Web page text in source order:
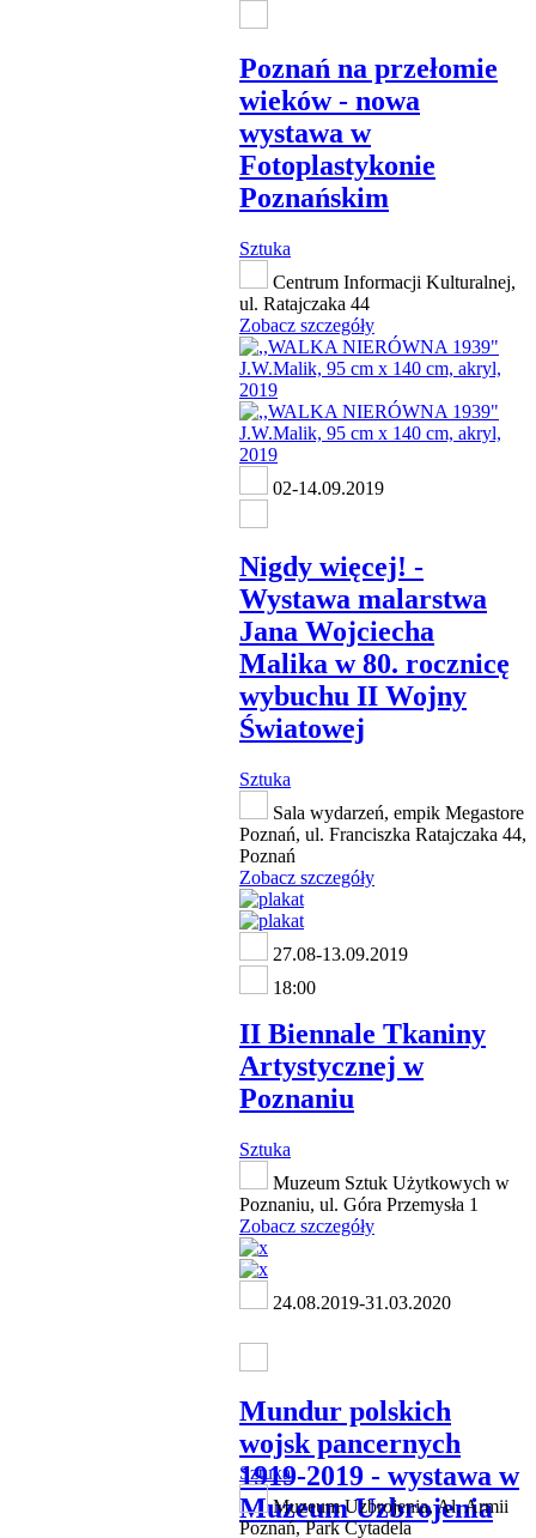
Poznań na przełomie
wieków - nowa
wystawa w
Fotoplastykonie
Poznańskim
Sztuka
Centrum Informacji Kulturalnej,
ul. Ratajczaka 44
Zobacz szczegóły
02-14.09.2019
Nigdy więcej! -
Wystawa malarstwa
Jana Wojciecha
Malika w 80. rocznicę
wybuchu II Wojny
Światowej
Sztuka
Sala wydarzeń, empik Megastore
Poznań, ul. Franciszka Ratajczaka 44,
Poznań
Zobacz szczegóły
27.08-13.09.2019
18:00
II Biennale Tkaniny
Artystycznej w
Poznaniu
Sztuka
Muzeum Sztuk Użytkowych w
Poznaniu, ul. Góra Przemysła 1
Zobacz szczegóły
24.08.2019-31.03.2020
Mundur polskich
wojsk pancernych
1919-2019 - wystawa w
Muzeum Uzbrojenia
Sztuka
Muzeum Uzbrojenia, Al. Armii
Poznań, Park Cytadela